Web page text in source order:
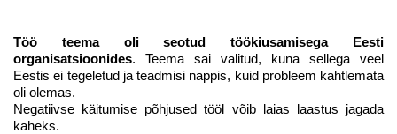
Töö teema oli seotud töökiusamisega Eesti
organisatsioonides. Teema sai valitud, kuna sellega veel
Eestis ei tegeletud ja teadmisi nappis, kuid probleem kahtlemata
oli olemas.
Negatiivse käitumise põhjused tööl võib laias laastus jagada
kaheks.